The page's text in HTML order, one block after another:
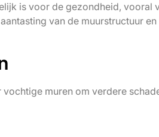
is voor de gezondheid, vooral
van de muurstructuur en
muren om verdere